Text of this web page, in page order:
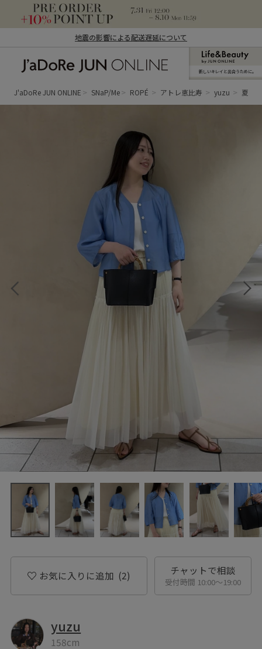
地震の影響による配送遅延について
ン オンライン）
新しいキレイと出合うために。
J'aDoRe JUN ONLINE SNaP/Me ROPÉ アトレ恵比寿 yuzu 夏の
お気に入りに追加 (2) チャットで相談
受付時間 10:00〜19:00
yuzu
158cm